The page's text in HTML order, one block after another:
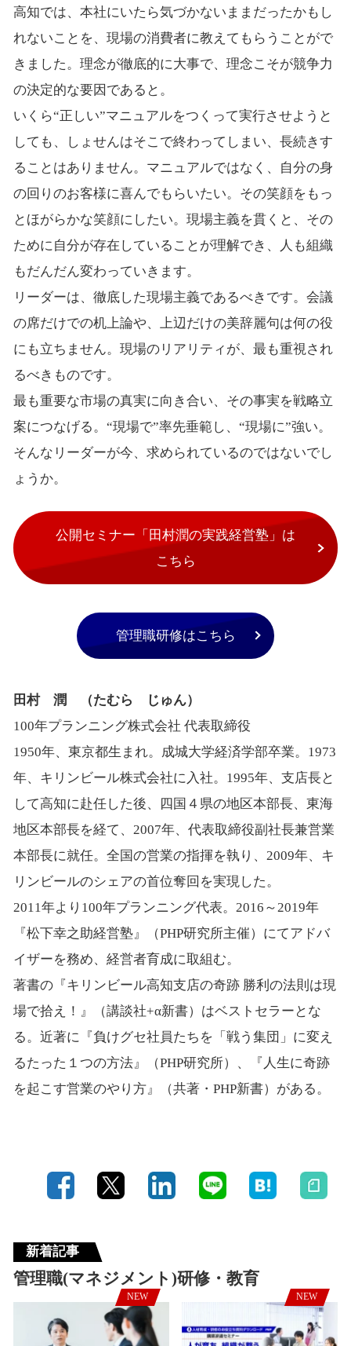
高知では、本社にいたら気づかないままだったかもし
れないことを、現場の消費者に教えてもらうことがで
きました。理念が徹底的に大事で、理念こそが競争力
の決定的な要因であると。
いくら“正しい”マニュアルをつくって実行させようと
しても、しょせんはそこで終わってしまい、長続きす
ることはありません。マニュアルではなく、自分の身
の回りのお客様に喜んでもらいたい。その笑顔をもっ
とほがらかな笑顔にしたい。現場主義を貫くと、その
ために自分が存在していることが理解でき、人も組織
もだんだん変わっていきます。
リーダーは、徹底した現場主義であるべきです。会議
の席だけでの机上論や、上辺だけの美辞麗句は何の役
にも立ちません。現場のリアリティが、最も重視され
るべきものです。
最も重要な市場の真実に向き合い、その事実を戦略立
案につなげる。“現場で”率先垂範し、“現場に”強い。
そんなリーダーが今、求められているのではないでし
ょうか。
公開セミナー「田村潤の実践経営塾」は
こちら
管理職研修はこちら
田村 潤 （たむら じゅん）
100年プランニング株式会社 代表取締役
1950年、東京都生まれ。成城大学経済学部卒業。1973
年、キリンビール株式会社に入社。1995年、支店長と
して高知に赴任した後、四国４県の地区本部長、東海
地区本部長を経て、2007年、代表取締役副社長兼営業
本部長に就任。全国の営業の指揮を執り、2009年、キ
リンビールのシェアの首位奪回を実現した。
2011年より100年プランニング代表。2016～2019年
『松下幸之助経営塾』（PHP研究所主催）にてアドバ
イザーを務め、経営者育成に取組む。
著書の『キリンビール高知支店の奇跡 勝利の法則は現
場で拾え！』（講談社+α新書）はベストセラーとな
る。近著に『負けグセ社員たちを「戦う集団」に変え
るたった１つの方法』（PHP研究所）、『人生に奇跡
を起こす営業のやり方』（共著・PHP新書）がある。
新着記事
管理職(マネジメント)研修・教育
NEW NEW